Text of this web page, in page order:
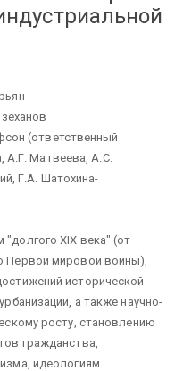
(ответственный
А.Г. Матвеева, А.С.
Г.А. Шатохина-
XIX века" (от
Первой мировой войны),
исторической
а также научно-
росту, становлению
гражданства,
идеологиям